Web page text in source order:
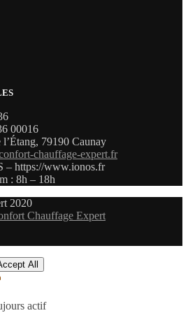
00016
l’Étang, 79190 Caunay
chauffage-expert.fr
– https://www.ionos.fr
: 8h – 18h
2020
Chauffage Expert
All
actif